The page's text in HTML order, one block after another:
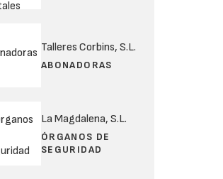
Talleres Corbins, S.L.
ABONADORAS
La Magdalena, S.L.
ÓRGANOS DE
SEGURIDAD